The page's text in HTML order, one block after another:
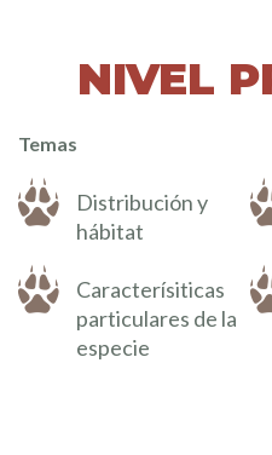
NIVEL
Temas
Distribución y
hábitat
Caracterísiticas
particulares de la
especie